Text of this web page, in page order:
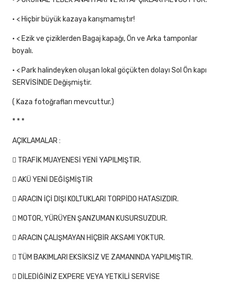
• < Hiçbir büyük kazaya karışmamıştır!
• < Ezik ve çiziklerden Bagaj kapağı, Ön ve Arka tamponlar
boyalı.
• < Park halindeyken oluşan lokal göçükten dolayı Sol Ön kapı
SERVİSİNDE Değişmiştir.
( Kaza fotoğrafları mevcuttur.)
* * *
AÇIKLAMALAR :
 TRAFİK MUAYENESİ YENİ YAPILMIŞTIR.
 AKÜ YENİ DEĞİŞMİŞTİR
 ARACIN İÇİ DIŞI KOLTUKLARI TORPİDO HATASIZDIR.
 MOTOR, YÜRÜYEN ŞANZUMAN KUSURSUZDUR.
 ARACIN ÇALIŞMAYAN HİÇBİR AKSAMI YOKTUR.
 TÜM BAKIMLARI EKSİKSİZ VE ZAMANINDA YAPILMIŞTIR.
 DİLEDİĞİNİZ EXPERE VEYA YETKİLİ SERVİSE